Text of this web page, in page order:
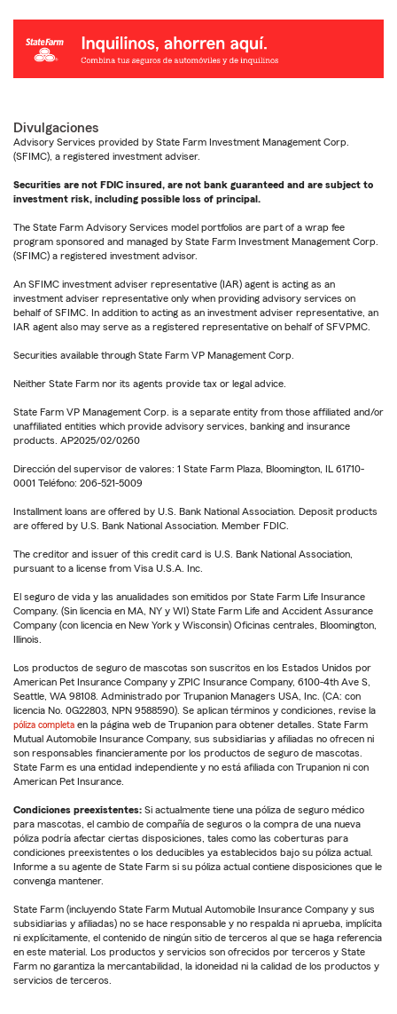
Divulgaciones
Advisory Services provided by State Farm Investment Management Corp.
(SFIMC), a registered investment adviser.
Securities are not FDIC insured, are not bank guaranteed and are subject to
investment risk, including possible loss of principal.
The State Farm Advisory Services model portfolios are part of a wrap fee
program sponsored and managed by State Farm Investment Management Corp.
(SFIMC) a registered investment advisor.
An SFIMC investment adviser representative (IAR) agent is acting as an
investment adviser representative only when providing advisory services on
behalf of SFIMC. In addition to acting as an investment adviser representative, an
IAR agent also may serve as a registered representative on behalf of SFVPMC.
Securities available through State Farm VP Management Corp.
Neither State Farm nor its agents provide tax or legal advice.
State Farm VP Management Corp. is a separate entity from those affiliated and/or
unaffiliated entities which provide advisory services, banking and insurance
products. AP2025/02/0260
Dirección del supervisor de valores: 1 State Farm Plaza, Bloomington, IL 61710-
0001 Teléfono: 206-521-5009
Installment loans are offered by U.S. Bank National Association. Deposit products
are offered by U.S. Bank National Association. Member FDIC.
The creditor and issuer of this credit card is U.S. Bank National Association,
pursuant to a license from Visa U.S.A. Inc.
El seguro de vida y las anualidades son emitidos por State Farm Life Insurance
Company. (Sin licencia en MA, NY y WI) State Farm Life and Accident Assurance
Company (con licencia en New York y Wisconsin) Oficinas centrales, Bloomington,
Illinois.
Los productos de seguro de mascotas son suscritos en los Estados Unidos por
American Pet Insurance Company y ZPIC Insurance Company, 6100-4th Ave S,
Seattle, WA 98108. Administrado por Trupanion Managers USA, Inc. (CA: con
licencia No. 0G22803, NPN 9588590). Se aplican términos y condiciones, revise la
póliza completa en la página web de Trupanion para obtener detalles. State Farm
Mutual Automobile Insurance Company, sus subsidiarias y afiliadas no ofrecen ni
son responsables financieramente por los productos de seguro de mascotas.
State Farm es una entidad independiente y no está afiliada con Trupanion ni con
American Pet Insurance.
Condiciones preexistentes: Si actualmente tiene una póliza de seguro médico
para mascotas, el cambio de compañía de seguros o la compra de una nueva
póliza podría afectar ciertas disposiciones, tales como las coberturas para
condiciones preexistentes o los deducibles ya establecidos bajo su póliza actual.
Informe a su agente de State Farm si su póliza actual contiene disposiciones que le
convenga mantener.
State Farm (incluyendo State Farm Mutual Automobile Insurance Company y sus
subsidiarias y afiliadas) no se hace responsable y no respalda ni aprueba, implícita
ni explícitamente, el contenido de ningún sitio de terceros al que se haga referencia
en este material. Los productos y servicios son ofrecidos por terceros y State
Farm no garantiza la mercantabilidad, la idoneidad ni la calidad de los productos y
servicios de terceros.